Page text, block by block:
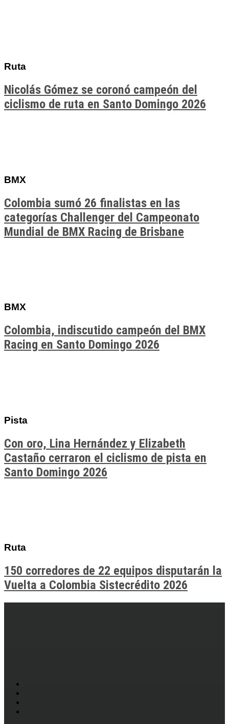
Ruta
Nicolás Gómez se coronó campeón del
ciclismo de ruta en Santo Domingo 2026
BMX
Colombia sumó 26 finalistas en las
categorías Challenger del Campeonato
Mundial de BMX Racing de Brisbane
BMX
Colombia, indiscutido campeón del BMX
Racing en Santo Domingo 2026
Pista
Con oro, Lina Hernández y Elizabeth
Castaño cerraron el ciclismo de pista en
Santo Domingo 2026
Ruta
150 corredores de 22 equipos disputarán la
Vuelta a Colombia Sistecrédito 2026